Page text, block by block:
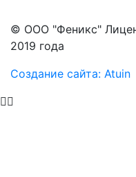
© ООО "Феникс"
2019 года
Создание сайта: Atuin